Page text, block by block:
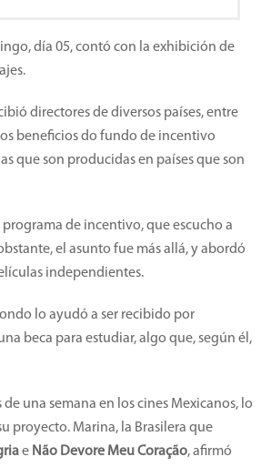
día 05, contó con la exhibición de
directores de diversos países, entre
beneficios do fundo de incentivo
que son producidas en países que son
de incentivo, que escucho a
el asunto fue más allá, y abordó
independientes.
lo ayudó a ser recibido por
beca para estudiar, algo que, según él,
una semana en los cines Mexicanos, lo
proyecto. Marina, la Brasilera que
e Não Devore Meu Coração, afirmó